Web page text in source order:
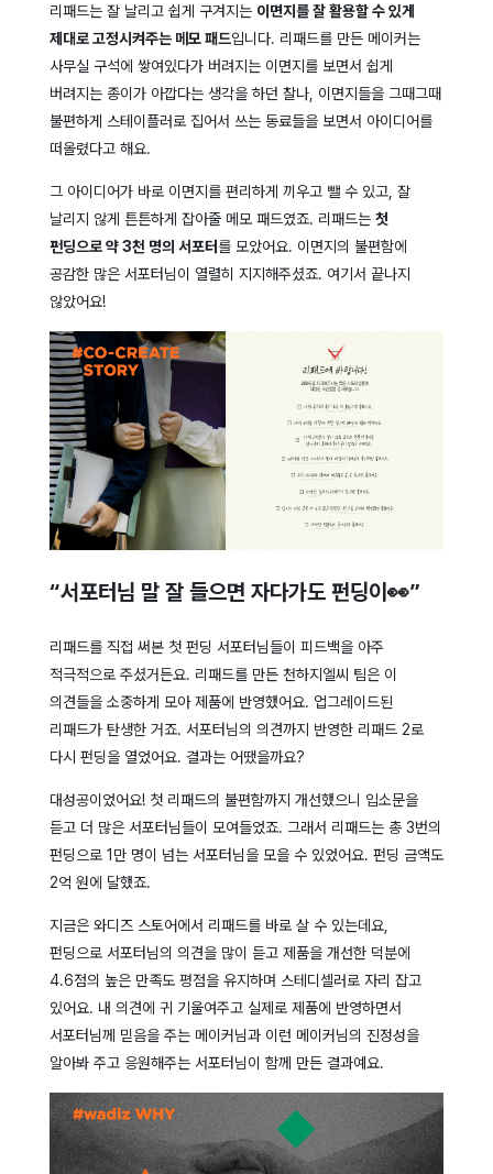
리패드는 잘 날리고 쉽게 구겨지는 이면지를 잘 활용할 수 있게
제대로 고정시켜주는 메모 패드입니다. 리패드를 만든 메이커는
사무실 구석에 쌓여있다가 버려지는 이면지를 보면서 쉽게
버려지는 종이가 아깝다는 생각을 하던 찰나, 이면지들을 그때그때
불편하게 스테이플러로 집어서 쓰는 동료들을 보면서 아이디어를
떠올렸다고 해요.
그 아이디어가 바로 이면지를 편리하게 끼우고 뺄 수 있고, 잘
날리지 않게 튼튼하게 잡아줄 메모 패드였죠. 리패드는 첫
펀딩으로 약 3천 명의 서포터 를 모았어요. 이면지의 불편함에
공감한 많은 서포터님이 열렬히 지지해주셨죠. 여기서 끝나지
않았어요!
“서포터님 말 잘 들으면 자다가도 펀딩이👀”
리패드를 직접 써본 첫 펀딩 서포터님들이 피드백을 아주
적극적으로 주셨거든요. 리패드를 만든 천하지엘씨 팀은 이
의견들을 소중하게 모아 제품에 반영했어요. 업그레이드된
리패드가 탄생한 거죠. 서포터님의 의견까지 반영한 리패드 2로
다시 펀딩을 열었어요. 결과는 어땠을까요?
대성공이었어요! 첫 리패드의 불편함까지 개선했으니 입소문을
듣고 더 많은 서포터님들이 모여들었죠. 그래서 리패드는 총 3번의
펀딩으로 1만 명이 넘는 서포터님을 모을 수 있었어요. 펀딩 금액도
2억 원에 달했죠.
지금은 와디즈 스토어에서 리패드를 바로 살 수 있는데요,
펀딩으로 서포터님의 의견을 많이 듣고 제품을 개선한 덕분에
4.6점의 높은 만족도 평점을 유지하며 스테디셀러로 자리 잡고
있어요. 내 의견에 귀 기울여주고 실제로 제품에 반영하면서
서포터님께 믿음을 주는 메이커님과 이런 메이커님의 진정성을
알아봐 주고 응원해주는 서포터님이 함께 만든 결과예요.